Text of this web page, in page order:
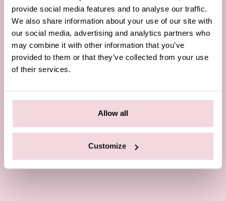
provide social media features and to analyse our traffic.
We also share information about your use of our site with
our social media, advertising and analytics partners who
may combine it with other information that you’ve
provided to them or that they’ve collected from your use
of their services.
Allow all
Customize